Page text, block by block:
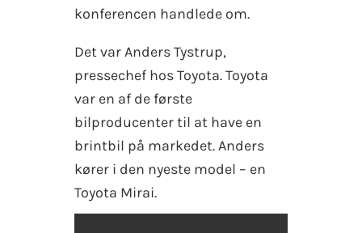
konferencen handlede om.
Det var Anders Tystrup,
pressechef hos Toyota. Toyota
var en af de første
bilproducenter til at have en
brintbil på markedet. Anders
kører i den nyeste model – en
Toyota Mirai.